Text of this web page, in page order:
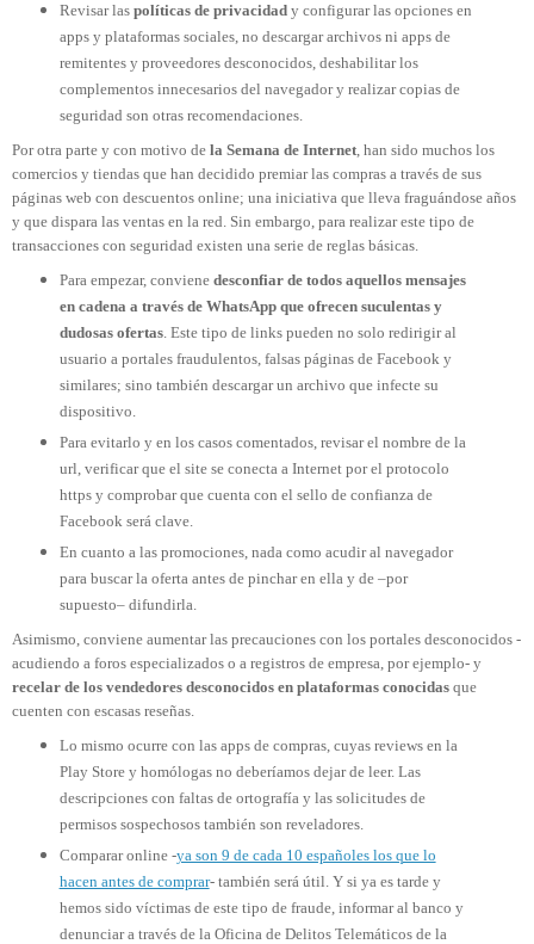
Revisar las políticas de privacidady configurar las opciones en
apps y plataformas sociales, no descargar archivos ni apps de
remitentes y proveedores desconocidos, deshabilitar los
complementos innecesarios del navegador y realizar copias de
seguridad son otras recomendaciones.
Por otra parte y con motivo de la Semana de Internet, han sido muchos los
comercios y tiendas que han decidido premiar las compras a través de sus
páginas web con descuentos online; una iniciativa que lleva fraguándose años
y que dispara las ventas en la red. Sin embargo, para realizar este tipo de
transacciones con seguridad existen una serie de reglas básicas.
Para empezar, conviene desconfiar de todos aquellos mensajes
en cadena a través de WhatsApp que ofrecen suculentas y
dudosas ofertas. Este tipo de links pueden no solo redirigir al
usuario a portales fraudulentos, falsas páginas de Facebook y
similares; sino también descargar un archivo que infecte su
dispositivo.
Para evitarlo y en los casos comentados, revisar el nombre de la
url, verificar que el site se conecta a Internet por el protocolo
https y comprobar que cuenta con el sello de confianza de
Facebook será clave.
En cuanto a las promociones, nada como acudir al navegador
para buscar la oferta antes de pinchar en ella y de –por
supuesto– difundirla.
Asimismo, conviene aumentar las precauciones con los portales desconocidos -
acudiendo a foros especializados o a registros de empresa, por ejemplo- y
recelar de los vendedores desconocidos en plataformas conocidas que
cuenten con escasas reseñas.
Lo mismo ocurre con las apps de compras, cuyas reviews en la
Play Store y homólogas no deberíamos dejar de leer. Las
descripciones con faltas de ortografía y las solicitudes de
permisos sospechosos también son reveladores.
Comparar online -ya son 9 de cada 10 españoles los que lo
hacen antes de comprar- también será útil. Y si ya es tarde y
hemos sido víctimas de este tipo de fraude, informar al banco y
denunciar a través de la Oficina de Delitos Telemáticos de la